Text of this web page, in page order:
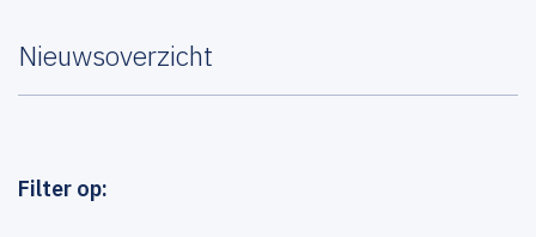
Nieuwsoverzicht
Filter op: